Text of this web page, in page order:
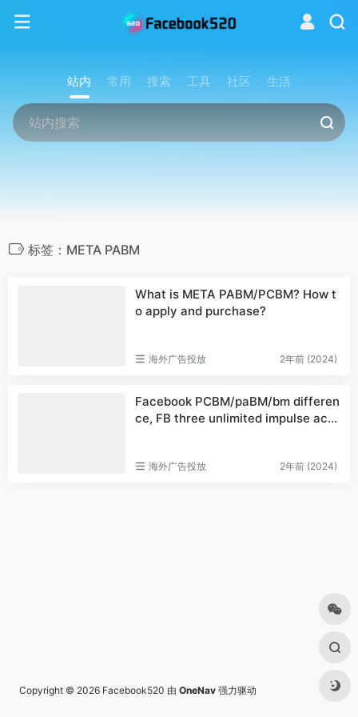
站内 常用 搜索 工具 社区 生活
标签：META PABM
What is META PABM/PCBM? How t
o apply and purchase?
海外广告投放 2年前 (2024)
Facebook PCBM/paBM/bm differen
ce, FB three unlimited impulse acc
海外广告投放 2年前 (2024)
Copyright © 2026 Facebook520 由 OneNav 强力驱动